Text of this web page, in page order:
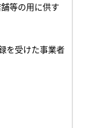
等の用に供す
を受けた事業者